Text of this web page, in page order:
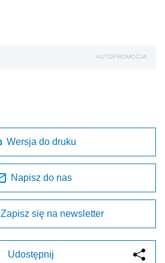
AUTOPROMOCJA
Wersja do druku
Napisz do nas
Zapisz się na newsletter
Udostępnij